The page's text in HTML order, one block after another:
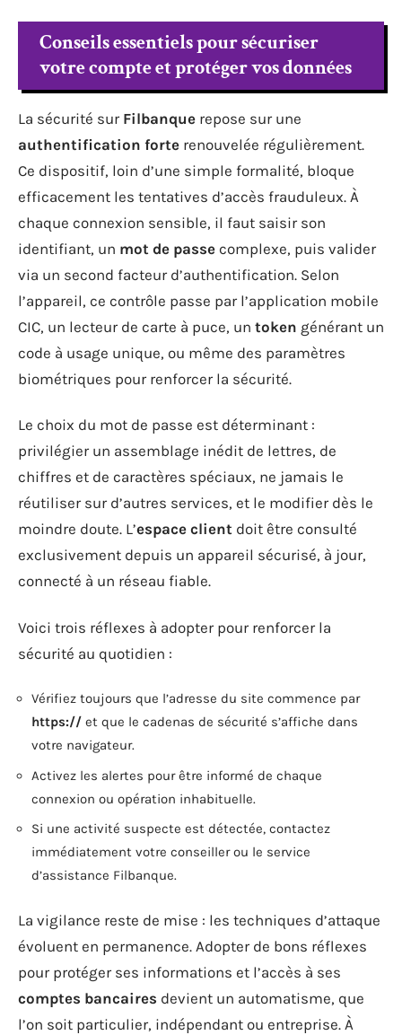
Conseils essentiels pour sécuriser
votre compte et protéger vos données
La sécurité sur Filbanque repose sur une
authentification forte renouvelée régulièrement.
Ce dispositif, loin d’une simple formalité, bloque
efficacement les tentatives d’accès frauduleux. À
chaque connexion sensible, il faut saisir son
identifiant, un mot de passe complexe, puis valider
via un second facteur d’authentification. Selon
l’appareil, ce contrôle passe par l’application mobile
CIC, un lecteur de carte à puce, un token générant un
code à usage unique, ou même des paramètres
biométriques pour renforcer la sécurité.
Le choix du mot de passe est déterminant :
privilégier un assemblage inédit de lettres, de
chiffres et de caractères spéciaux, ne jamais le
réutiliser sur d’autres services, et le modifier dès le
moindre doute. L’espace client doit être consulté
exclusivement depuis un appareil sécurisé, à jour,
connecté à un réseau fiable.
Voici trois réflexes à adopter pour renforcer la
sécurité au quotidien :
Vérifiez toujours que l’adresse du site commence par
https:// et que le cadenas de sécurité s’affiche dans
votre navigateur.
Activez les alertes pour être informé de chaque
connexion ou opération inhabituelle.
Si une activité suspecte est détectée, contactez
immédiatement votre conseiller ou le service
d’assistance Filbanque.
La vigilance reste de mise : les techniques d’attaque
évoluent en permanence. Adopter de bons réflexes
pour protéger ses informations et l’accès à ses
comptes bancaires devient un automatisme, que
l’on soit particulier, indépendant ou entreprise. À